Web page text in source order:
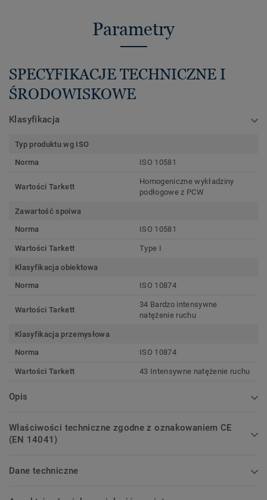
Parametry
SPECYFIKACJE TECHNICZNE I
ŚRODOWISKOWE
Klasyfikacja
Typ produktu wg ISO
Norma
ISO 10581
Wartości Tarkett
Homogeniczne wykładziny
podłogowe z PCW
Zawartość spoiwa
Norma
ISO 10581
Wartości Tarkett Type I
Klasyfikacja obiektowa
Norma
ISO 10874
Wartości Tarkett
34 Bardzo intensywne
natężenie ruchu
Klasyfikacja przemysłowa
Norma
ISO 10874
Wartości Tarkett 43 Intensywne natężenie ruchu
Opis
Właściwości techniczne zgodne z oznakowaniem CE
(EN 14041)
Dane techniczne